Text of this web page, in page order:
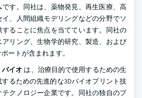
です。同社は、薬物発見、再生医療、高
、人間組織モデリングなどの分野でソ
することに焦点を当てています。同社の
リング、生物学的研究、製造、および
ートが含まれます。
イオ は、治療目的で使用するための生
るための先進的な3Dバイオプリント技
クノロジー企業です。同社の独自のプ